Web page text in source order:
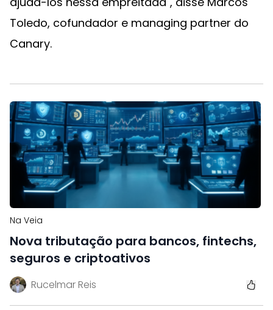
Toledo, cofundador e managing partner do
Canary.
Na Veia
Nova tributação para bancos, fintechs,
seguros e criptoativos
Rucelmar Reis